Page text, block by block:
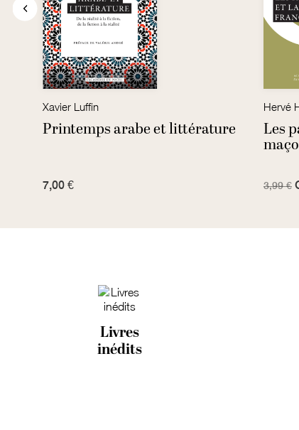
Xavier Luffin
Printemps arabe et littérature
7,00 €
Hervé
Les
3,99 €
Livres
inédits